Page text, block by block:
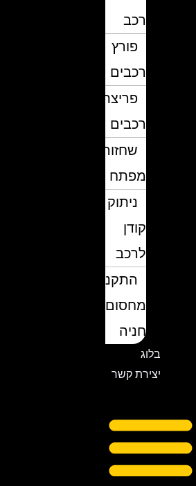
פורץ
רכבים
פריצת
רכבים
שחזור
מפתח
ניתוק
לרכב
התקנת
מחסום
חניה
יצירת קשר